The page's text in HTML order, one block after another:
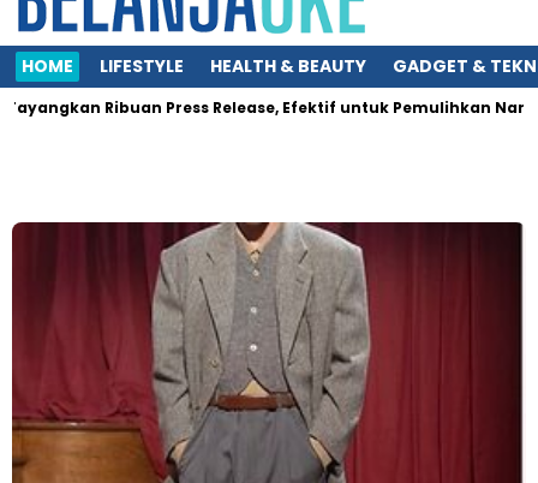
HOME LIFESTYLE HEALTH & BEAUTY GADGET &
Ribuan Press Release, Efektif untuk Pemulihkan Nama